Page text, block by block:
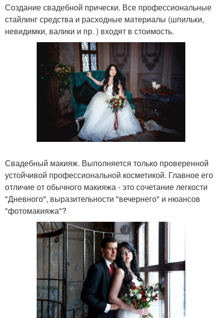
Создание свадебной прически. Все профессиональные
стайлинг средства и расходные материалы (шпильки,
невидимки, валики и пр. ) входят в стоимость.
Свадебный макияж. Выполняется только проверенной
устойчивой профессиональной косметикой. Главное его
отличие от обычного макияжа - это сочетание легкости
"Дневного", выразительности "вечернего" и нюансов
"фотомакияжа"?